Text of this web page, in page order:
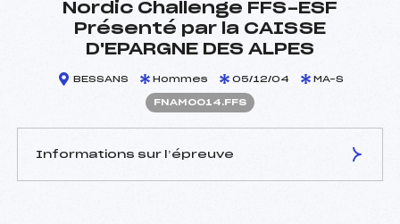
Nordic Challenge FFS-ESF
Présenté par la CAISSE
D'EPARGNE DES ALPES
BESSANS Hommes 05/12/04 MA–S
FNAM0014.FFS
Informations sur l’épreuve